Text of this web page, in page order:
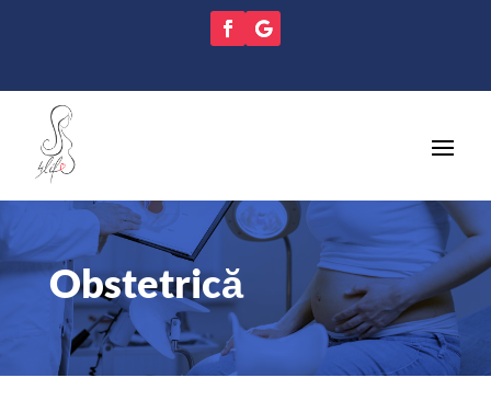
Obstetrică